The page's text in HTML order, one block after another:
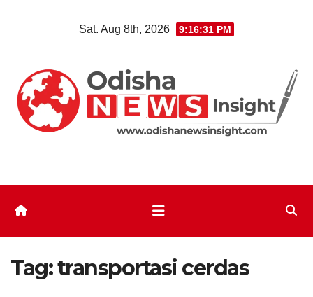
Sat. Aug 8th, 2026 9:16:31 PM
Tag:transportasi cerdas